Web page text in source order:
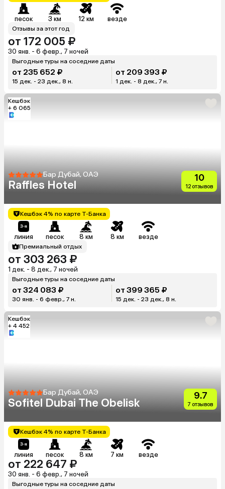
песок 3 км 12 км везде
Отзывы за этот год
от 172 005 ₽
30 янв. - 6 февр., 7 ночей
Выгодные туры на соседние даты
от 235 652 ₽
15 дек. - 23 дек., 8 н.
от 209 393 ₽
1 дек. - 8 дек., 7 н.
Кешбэк
+ 6 065
Бар Дубай, ОАЭ
Raffles Hotel
10
12 отзывов
Кешбэк 4% по карте Т-Банка
линия песок 8 км 8 км везде
Премиальный отдых
от 303 263 ₽
1 дек. - 8 дек., 7 ночей
Выгодные туры на соседние даты
от 324 083 ₽
30 янв. - 6 февр., 7 н.
от 399 365 ₽
15 дек. - 23 дек., 8 н.
Кешбэк
+ 4 452
Бар Дубай, ОАЭ
Sofitel Dubai The Obelisk
9.7
7 отзывов
Кешбэк 4% по карте Т-Банка
линия песок 8 км 7 км везде
от 222 647 ₽
30 янв. - 6 февр., 7 ночей
Выгодные туры на соседние даты